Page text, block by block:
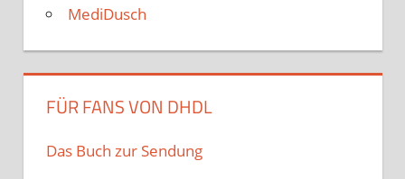
MediDusch
FÜR FANS VON DHDL
Das Buch zur Sendung